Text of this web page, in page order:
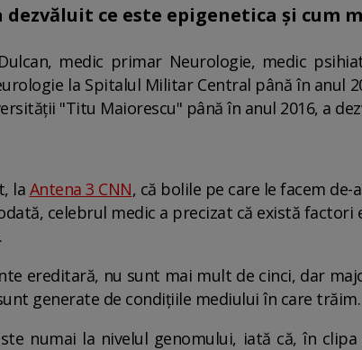
ce este epigenetica și cum
medic primar Neurologie, medic
la Spitalul Militar Central până în anul
"Titu Maiorescu" până în anul 2016, a
la Antena 3 CNN, că bolile pe care le facem
celebrul medic a precizat că există factori
ereditară, nu sunt mai mult de cinci, dar
generate de condițiile mediului în care trăim.
numai la nivelul genomului, iată că, în